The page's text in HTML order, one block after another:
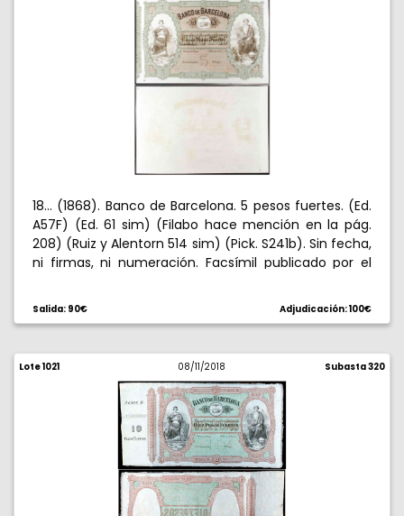
18... (1868). Banco de Barcelona. 5 pesos fuertes. (Ed.
A57F) (Ed. 61 sim) (Filabo hace mención en la pág.
208) (Ruiz y Alentorn 514 sim) (Pick. S241b). Sin fecha,
ni firmas, ni numeración. Facsímil publicado por el
S/C.
Salida: 90€ Adjudicación: 100€
Lote 1021 08/11/2018 Subasta 320